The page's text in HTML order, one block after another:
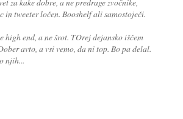
in tweeter ločen. Booshelf ali samostoječi.
high end, a ne šrot. TOrej dejansko iščem
avto, a vsi vemo, da ni top. Bo pa delal.
njih...